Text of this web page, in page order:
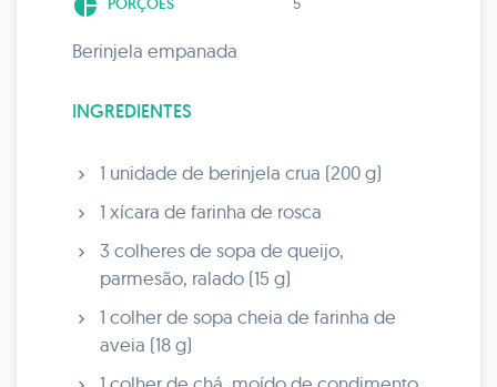
pie_chart
Berinjela empanada
INGREDIENTES
1 unidade de berinjela crua (200 g)
1 xícara de farinha de rosca
3 colheres de sopa de queijo,
parmesão, ralado (15 g)
1 colher de sopa cheia de farinha de
aveia (18 g)